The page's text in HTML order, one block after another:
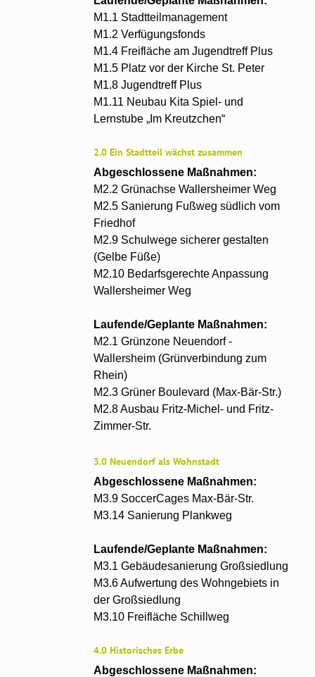
M1.1 Stadtteilmanagement
M1.2 Verfügungsfonds
M1.4 Freifläche am Jugendtreff Plus
M1.5 Platz vor der Kirche St. Peter
M1.8 Jugendtreff Plus
M1.11 Neubau Kita Spiel- und
Lernstube „Im Kreutzchen“
2.0 Ein Stadtteil wächst zusammen
Abgeschlossene Maßnahmen:
M2.2 Grünachse Wallersheimer Weg
M2.5 Sanierung Fußweg südlich vom
Friedhof
M2.9 Schulwege sicherer gestalten
(Gelbe Füße)
M2.10 Bedarfsgerechte Anpassung
Wallersheimer Weg
Laufende/Geplante Maßnahmen:
M2.1 Grünzone Neuendorf -
Wallersheim (Grünverbindung zum
Rhein)
M2.3 Grüner Boulevard (Max-Bär-Str.)
M2.8 Ausbau Fritz-Michel- und Fritz-
Zimmer-Str.
3.0 Neuendorf als Wohnstadt
Abgeschlossene Maßnahmen:
M3.9 SoccerCages Max-Bär-Str.
M3.14 Sanierung Plankweg
Laufende/Geplante Maßnahmen:
M3.1 Gebäudesanierung Großsiedlung
M3.6 Aufwertung des Wohngebiets in
der Großsiedlung
M3.10 Freifläche Schillweg
4.0 Historisches Erbe
Abgeschlossene Maßnahmen: